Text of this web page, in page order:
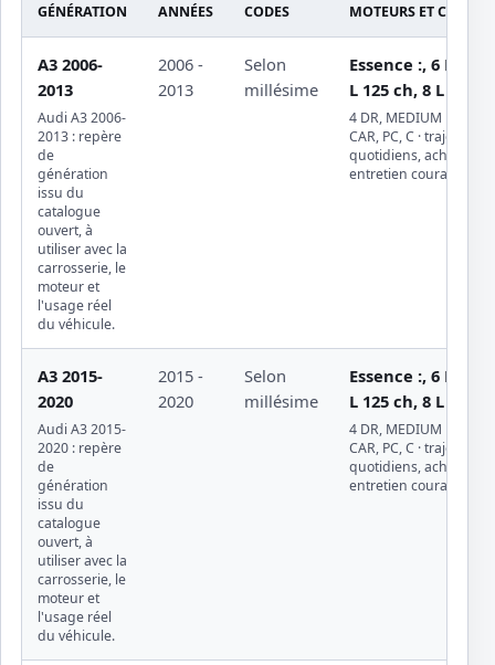
GÉNÉRATION ANNÉES CODES MOTEURS ET
A3 2006-
2013
Audi A3 2006-
2013 : repère
de
génération
issu du
catalogue
ouvert, à
utiliser avec la
carrosserie, le
moteur et
l'usage réel
du véhicule.
2006 -
2013
Selon
millésime
Essence :, 6 L 101
L 125 ch, 8 L T
4 DR, MEDIUM
CAR, PC, C · trajets
quotidiens, achat
entretien courant
A3 2015-
2020
Audi A3 2015-
2020 : repère
de
génération
issu du
catalogue
ouvert, à
utiliser avec la
carrosserie, le
moteur et
l'usage réel
du véhicule.
2015 -
2020
Selon
millésime
Essence :, 6 L 101
L 125 ch, 8 L T
4 DR, MEDIUM
CAR, PC, C · trajets
quotidiens, achat
entretien courant